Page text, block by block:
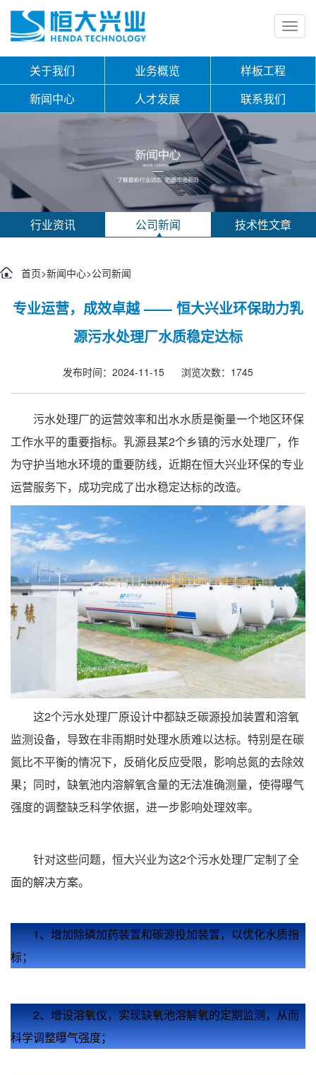
关于我们 业务概览
样板工程
新闻中心
人才发展 联系我们
行业资讯 公司新闻 技术性文章
首页>新闻中心>公司新闻
专业运营，成效卓越 —— 恒大兴业环保助力乳
源污水处理厂水质稳定达标
发布时间：2024-11-15 浏览次数：1745
污水处理厂的运营效率和出水水质是衡量一个地区环保
工作水平的重要指标。乳源县某2个乡镇的污水处理厂，作
为守护当地水环境的重要防线，近期在恒大兴业环保的专业
运营服务下，成功完成了出水稳定达标的改造。
这2个污水处理厂原设计中都缺乏碳源投加装置和溶氧
监测设备，导致在非雨期时处理水质难以达标。特别是在碳
氮比不平衡的情况下，反硝化反应受限，影响总氮的去除效
果；同时，缺氧池内溶解氧含量的无法准确测量，使得曝气
强度的调整缺乏科学依据，进一步影响处理效率。
针对这些问题，恒大兴业为这2个污水处理厂定制了全
面的解决方案。
1、增加除磷加药装置和碳源投加装置，以优化水质指
标；
2、增设溶氧仪，实现缺氧池溶解氧的定期监测，从而
科学调整曝气强度；